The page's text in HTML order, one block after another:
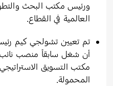
ورئيس مكتب البحث
العالمية في القطاع.
تم تعيين تشولجي كيم
أن شغل سابقاً منصب نائب
مكتب التسويق
المحمولة.